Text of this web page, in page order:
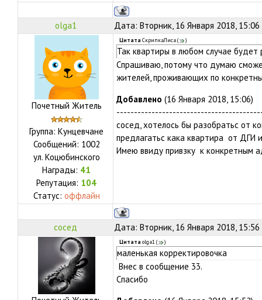
olga1 Дата: Вторник, 16 Января 2018,
Почетный Житель
Группа: Кунцевчане
Сообщений: 1002
ул. Коцюбинского
Награды: 41
Репутация: 104
Статус: оффлайн
Цитата СкрипкаЛиса( )
Так квартиры в любом случае будет
Спрашиваю, потому что думаю
жителей, проживающих по
Добавлено (16 Января 2018, 15:06)
сосед, хотелось бы разобратьс от
предлагатьс кака квартира от ДГИ
Имею ввиду привзку к конкретным
сосед Дата: Вторник, 16 Января 2018,
Цитата olga1( )
маленькая корректировочка
Внес в сообщение 33.
Спасибо